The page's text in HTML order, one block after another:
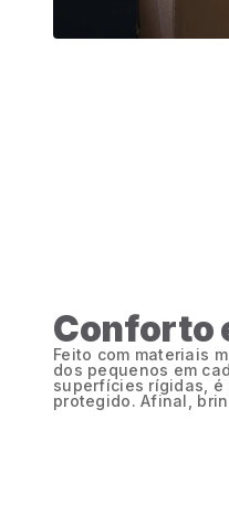
Conforto
Feito com materiais
dos pequenos em
superfícies rígidas,
protegido. Afinal,